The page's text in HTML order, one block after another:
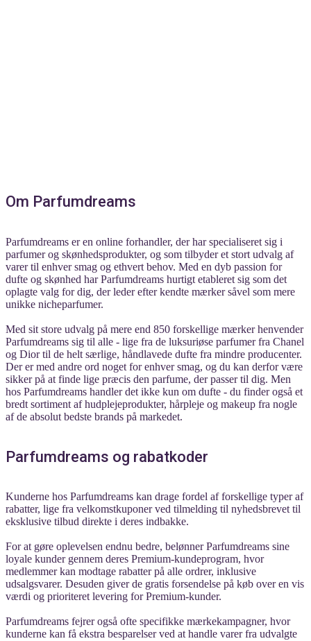
Om Parfumdreams
Parfumdreams er en online forhandler, der har specialiseret sig i
parfumer og skønhedsprodukter, og som tilbyder et stort udvalg af
varer til enhver smag og ethvert behov. Med en dyb passion for
dufte og skønhed har Parfumdreams hurtigt etableret sig som det
oplagte valg for dig, der leder efter kendte mærker såvel som mere
unikke nicheparfumer.
Med sit store udvalg på mere end 850 forskellige mærker henvender
Parfumdreams sig til alle - lige fra de luksuriøse parfumer fra Chanel
og Dior til de helt særlige, håndlavede dufte fra mindre producenter.
Der er med andre ord noget for enhver smag, og du kan derfor være
sikker på at finde lige præcis den parfume, der passer til dig. Men
hos Parfumdreams handler det ikke kun om dufte - du finder også et
bredt sortiment af hudplejeprodukter, hårpleje og makeup fra nogle
af de absolut bedste brands på markedet.
Parfumdreams og rabatkoder
Kunderne hos Parfumdreams kan drage fordel af forskellige typer af
rabatter, lige fra velkomstkuponer ved tilmelding til nyhedsbrevet til
eksklusive tilbud direkte i deres indbakke.
For at gøre oplevelsen endnu bedre, belønner Parfumdreams sine
loyale kunder gennem deres Premium-kundeprogram, hvor
medlemmer kan modtage rabatter på alle ordrer, inklusive
udsalgsvarer. Desuden giver de gratis forsendelse på køb over en vis
værdi og prioriteret levering for Premium-kunder.
Parfumdreams fejrer også ofte specifikke mærkekampagner, hvor
kunderne kan få ekstra besparelser ved at handle varer fra udvalgte